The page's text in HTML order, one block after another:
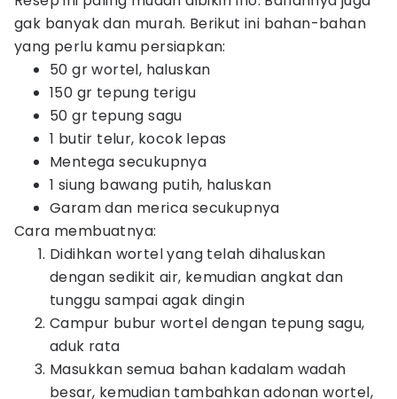
gak banyak dan murah. Berikut ini bahan-bahan
yang perlu kamu persiapkan:
50 gr wortel, haluskan
150 gr tepung terigu
50 gr tepung sagu
1 butir telur, kocok lepas
Mentega secukupnya
1 siung bawang putih, haluskan
Garam dan merica secukupnya
Cara membuatnya:
Didihkan wortel yang telah dihaluskan
dengan sedikit air, kemudian angkat dan
tunggu sampai agak dingin
Campur bubur wortel dengan tepung sagu,
aduk rata
Masukkan semua bahan kadalam wadah
besar, kemudian tambahkan adonan wortel,